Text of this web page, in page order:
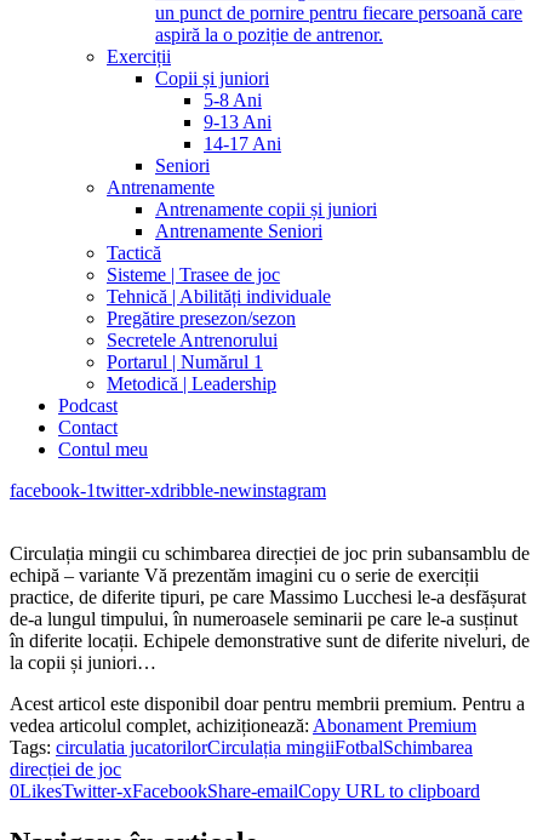
un punct de pornire pentru fiecare persoană care
aspiră la o poziție de antrenor.
Exerciții
Copii și juniori
5-8 Ani
9-13 Ani
14-17 Ani
Seniori
Antrenamente
Antrenamente copii și juniori
Antrenamente Seniori
Tactică
Sisteme | Trasee de joc
Tehnică | Abilități individuale
Pregătire presezon/sezon
Secretele Antrenorului
Portarul | Numărul 1
Metodică | Leadership
Podcast
Contact
Contul meu
facebook-1twitter-xdribble-newinstagram
Circulația mingii cu schimbarea direcției de joc prin subansamblu de
echipă – variante Vă prezentăm imagini cu o serie de exerciții
practice, de diferite tipuri, pe care Massimo Lucchesi le-a desfășurat
de-a lungul timpului, în numeroasele seminarii pe care le-a susținut
în diferite locații. Echipele demonstrative sunt de diferite niveluri, de
la copii și juniori…
Acest articol este disponibil doar pentru membrii premium. Pentru a
vedea articolul complet, achiziționează: Abonament Premium
Tags: circulatia jucatorilorCirculația mingiiFotbalSchimbarea
direcției de joc
0LikesTwitter-xFacebookShare-emailCopy URL to clipboard